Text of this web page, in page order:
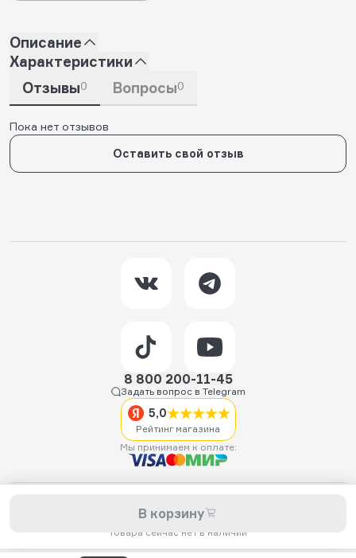
В корзину
Товара сейчас нет в наличии
Описание
Характеристики
Отзывы0 Вопросы0
Пока нет отзывов
Оставить свой отзыв
8 800 200-11-45
Задать вопрос в Telegram
5,0
Рейтинг магазина
Мы принимаем к оплате:
самокатов, запчастей для самокатов, аксессуаров, экипировки,
одежды и обуви.